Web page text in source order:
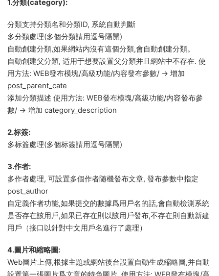
1.分類(category):
分類支持分類名和分類ID, 系統自動判斷
多分類處理(多個分類請用逗号隔開)
自動創建分類,如果網站内沒有這個分類,會自動創建分類。
自動創建父分類, 适用于想要設置父分類并且網站中不存在. 使
用方法: WEB發布模塊/高級功能/内容發布參數/ -> 增加
post_parent_cate
添加分類描述 使用方法: WEB發布模塊/高級功能/内容發布參
數/ -> 增加 category_description
2.标簽:
多标簽處理(多個标簽請用逗号隔開)
3.作者:
多作者處理, 可設置多個作者随機發布文章, 發布參數中指定
post_author
自定義作者功能,如果提交的數據爲用戶名的話,會自動檢測系統
是否存在該用戶,如果已存在則以該用戶發布,不存在則自動新建
用戶（接口以針對中文用戶名進行了處理）
4.圖片和縮略圖:
Web圖片上傳,根據主題或網站後台設置自動生成縮略圖,并自動